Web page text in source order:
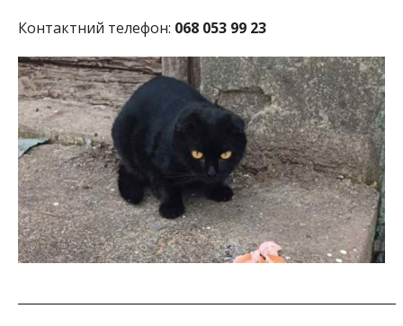
Контактний телефон: 068 053 99 23